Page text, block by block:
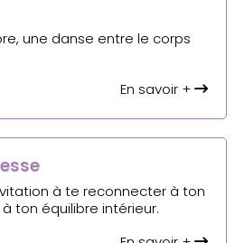
une danse entre le corps
En savoir +
à te reconnecter à ton
ton équilibre intérieur.